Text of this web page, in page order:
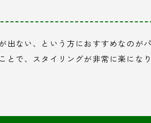
ない、という方におすすめなのが
とで、スタイリングが非常に楽にな